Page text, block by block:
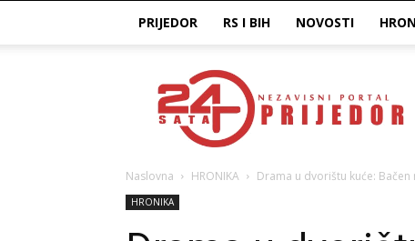
PRIJEDOR RS I BIH NOVOSTI
Prijedor24H
Naslovna HRONIKA Drama u dvorištu kuće:
HRONIKA